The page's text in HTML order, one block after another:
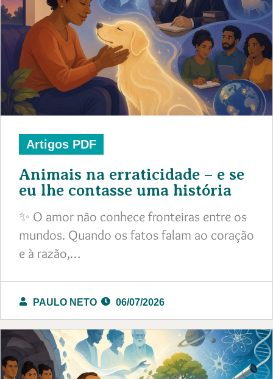
Artigos PDF
Animais na erraticidade – e se
eu lhe contasse uma história
✨ O amor não conhece fronteiras entre os
mundos. Quando os fatos falam ao coração
e à razão,…
PAULO NETO 06/07/2026